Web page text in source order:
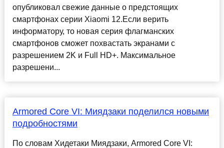
опубликовал свежие данные о предстоящих
смартфонах серии Xiaomi 12.Если верить
информатору, то новая серия флагманских
смартфонов сможет похвастать экранами с
разрешением 2K и Full HD+. Максимальное
разрешени...
Armored Core VI: Миядзаки поделился новыми
подробностями
По словам Хидетаки Миядзаки, Armored Core VI: